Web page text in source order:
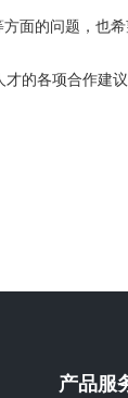
面的问题，也
的各项合作建
产品服